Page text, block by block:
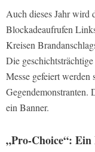
Auch dieses Jahr wird
Blockadeaufrufen
Kreisen
Die
Messe gefeiert
Gegendemonstranten.
ein Banner.
„Pro-Choice“: